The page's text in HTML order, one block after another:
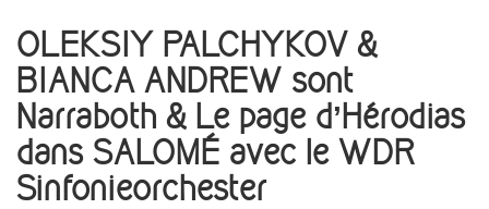
OLEKSIY PALCHYKOV &
BIANCA ANDREW sont
Narraboth & Le page d’Hérodias
dans SALOMÉ avec le WDR
Sinfonieorchester